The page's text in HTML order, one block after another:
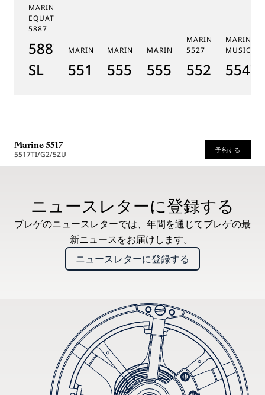
MARINE TOURBILLON
EQUATION MARCHANTE
5887
5887PT/YS/PW0
SL
MARINE 5517
5517BR/Y2/9ZU
MARINE HORA MUNDI 5555
5555BH/YS/9WV
MARINE HORA MUNDI 5557
5557BR/YS/5WV
MARINE
5527
5527BR/
MARINE
Marine 5517
5517TI/G2/5ZU 予約する
ニュースレターに登録する
ブレゲのニュースレターでは、年間を通じてブレゲの最
新ニュースをお届けします。
ニュースレターに登録する